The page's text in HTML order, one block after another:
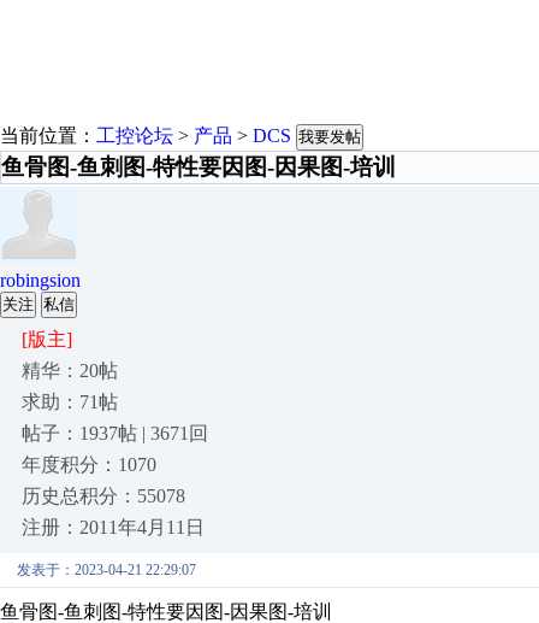
当前位置： 工控论坛 > 产品 > DCS 我要发帖
鱼骨图-鱼刺图-特性要因图-因果图-培训
robingsion
关注 私信
[版主]
精华：20帖
求助：71帖
帖子：1937帖 | 3671回
年度积分：1070
历史总积分：55078
注册：2011年4月11日
发表于：2023-04-21 22:29:07
鱼骨图-鱼刺图-特性要因图-因果图-培训